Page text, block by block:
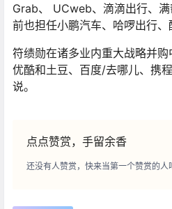
Grab、 UCweb、滴滴出行、
前也担任小鹏汽车、哈啰出行、
符绩勋在诸多业内重大战略并
优酷和土豆、百度/去哪儿、携
说。
点点赞赏，手留余香
还没有人赞赏，快来当第一个赞赏的人